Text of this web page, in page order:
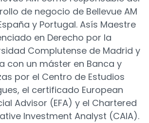
de negocio de Bellevue AM
y Portugal. Asís Maestre
en Derecho por la
Complutense de Madrid y
con un máster en Banca y
por el Centro de Estudios
el certificado European
Advisor (EFA) y el Chartered
Investment Analyst (CAIA).